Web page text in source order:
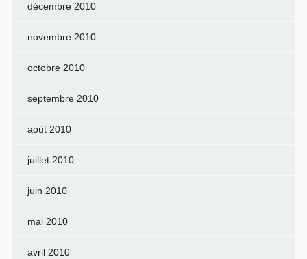
décembre 2010
novembre 2010
octobre 2010
septembre 2010
août 2010
juillet 2010
juin 2010
mai 2010
avril 2010